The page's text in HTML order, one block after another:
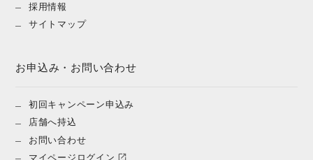
採用情報
サイトマップ
お申込み・お問い合わせ
初回キャンペーン申込み
店舗へ持込
お問い合わせ
マイページログイン